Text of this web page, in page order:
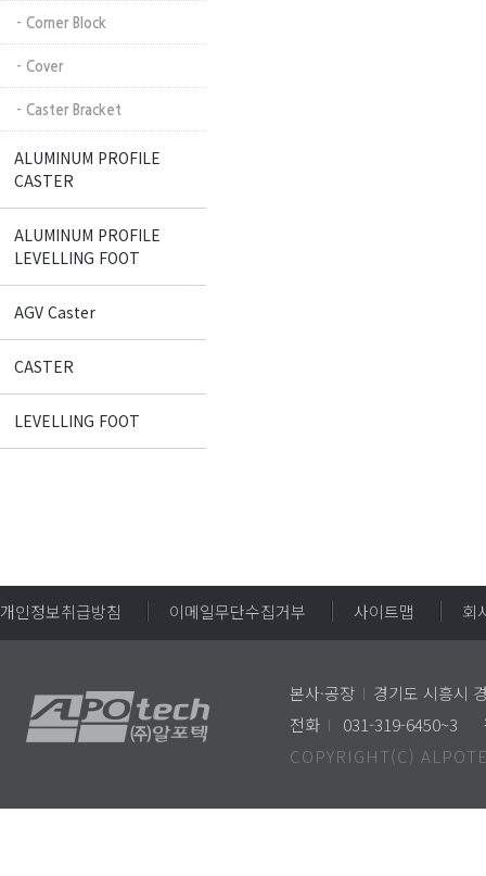
- Corner Block
- Cover
- Caster Bracket
ALUMINUM PROFILE
CASTER
ALUMINUM PROFILE
LEVELLING FOOT
AGV Caster
CASTER
LEVELLING FOOT
개인정보취급방침 이메일무단수집거부 사이트맵 회
본사·공장 I 경기도 시흥시
전화 I
031-319-6450~3
COPYRIGHT(C)